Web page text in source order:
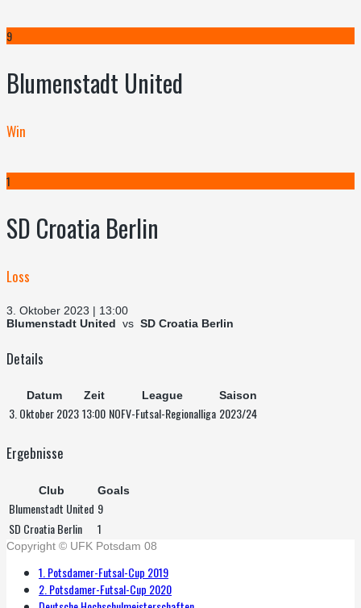
9
Blumenstadt United
Win
1
SD Croatia Berlin
Loss
3. Oktober 2023 | 13:00
Blumenstadt United vs SD Croatia Berlin
Details
Datum Zeit League Saison
3. Oktober 202313:00 NOFV-Futsal-Regionalliga 2023/24
Ergebnisse
Club Goals
Blumenstadt United 9
SD Croatia Berlin
1
Copyright © UFK Potsdam 08
1. Potsdamer-Futsal-Cup 2019
2. Potsdamer-Futsal-Cup 2020